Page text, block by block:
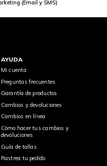
(Email y SMS)
AYUDA
Mi cuenta
Preguntas frecuentes
Garantía de productos
Cambios y devoluciones
Cambios en línea
Cómo hacer tus cambios y
devoluciones
Guía de tallas
Rastrea tu pedido